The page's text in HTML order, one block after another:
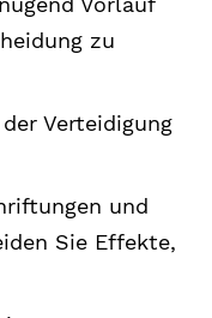
zu
Verteidigung
und
Sie Effekte,